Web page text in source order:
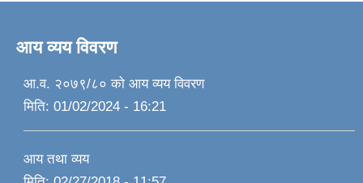
आय व्यय विवरण
आ.व. २०७९/८० को आय व्यय विवरण
मिति: 01/02/2024 - 16:21
आय तथा व्यय